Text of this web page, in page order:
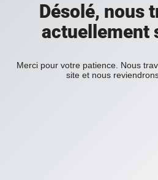
Désolé, nous
actuellement
Merci pour votre patience. Nous
site et nous